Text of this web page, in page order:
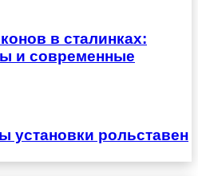
в сталинках:
и современные
установки рольставен